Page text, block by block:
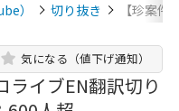
） 切り抜き 【珍案
ライブEN翻訳切り
気になる（値下げ通知）